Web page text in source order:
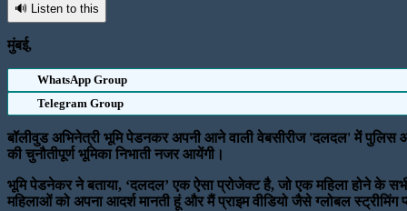
🔊 Listen to this
मुंबई,
WhatsApp Group
Telegram Group
बॉलीवुड अभिनेत्री भूमि पेडनकर अपनी आने वाली वेबसीरीज 'दलदल' में पुलिस
की चुनौतीपूर्ण भूमिका निभाती नजर आयेंगी।
भूमि पेडनेकर ने बताया, ‘दलदल’ एक ऐसा प्रोजेक्ट है, जो एक महिला होने के
महिलाओं को अपना आदर्श मानती हूं और मैं प्राइम वीडियो जैसे ग्लोबल